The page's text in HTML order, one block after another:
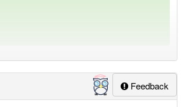
aber mit einem anderen Artikel
Feedback